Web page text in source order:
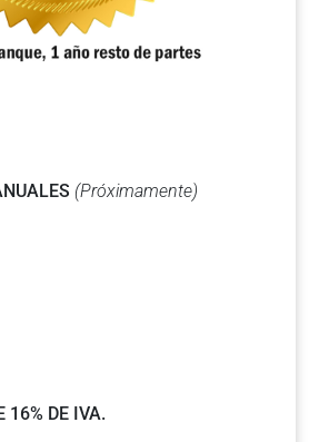
(Próximamente)
16% DE IVA.